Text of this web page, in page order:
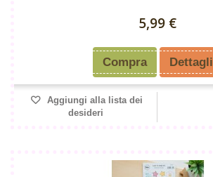
5,99 €
Compra Dettagli
Aggiungi alla lista dei
desideri